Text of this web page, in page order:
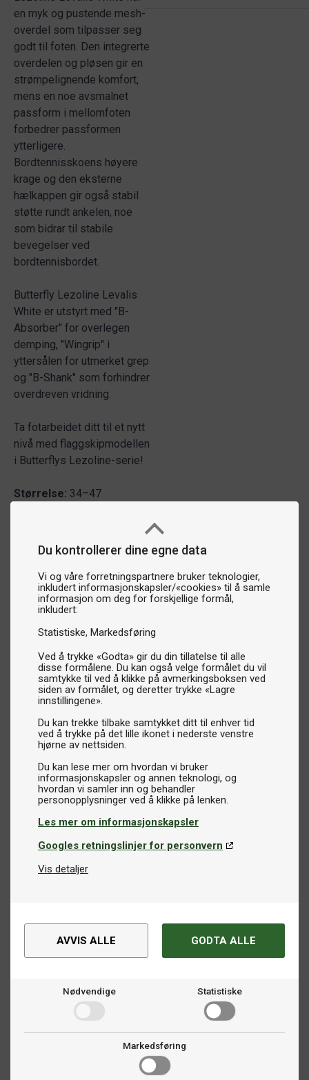
Du kontrollerer dine egne data
Vi og våre forretningspartnere bruker teknologier,
inkludert informasjonskapsler/«cookies» til å samle
informasjon om deg for forskjellige formål,
inkludert:
Statistiske Markedsføring
Ved å trykke «Godta» gir du din tillatelse til alle
disse formålene. Du kan også velge formålet du vil
samtykke til ved å klikke på avmerkingsboksen ved
siden av formålet, og deretter trykke «Lagre
innstillingene».
Du kan trekke tilbake samtykket ditt til enhver tid
ved å trykke på det lille ikonet i nederste venstre
hjørne av nettsiden.
Du kan lese mer om hvordan vi bruker
informasjonskapsler og annen teknologi, og
hvordan vi samler inn og behandler
Les mer om informasjonskapsler
Googles retningslinjer for personvern
Vis detaljer
AVVIS ALLE GODTA ALLE
Nødvendige Statistiske
Markedsføring
en myk og pustende mesh-
overdel som tilpasser seg
godt til foten. Den integrerte
overdelen og pløsen gir en
strømpelignende komfort,
mens en noe avsmalnet
passform i mellomfoten
forbedrer passformen
ytterligere.
Bordtennisskoens høyere
krage og den eksterne
hælkappen gir også stabil
støtte rundt ankelen, noe
som bidrar til stabile
bevegelser ved
bordtennisbordet.
Butterfly Lezoline Levalis
White er utstyrt med "B-
Absorber" for overlegen
demping, "Wingrip" i
yttersålen for utmerket grep
og "B-Shank" som forhindrer
overdreven vridning.
Ta fotarbeidet ditt til et nytt
nivå med flaggskipmodellen
i Butterflys Lezoline-serie!
Størrelse: 34–47